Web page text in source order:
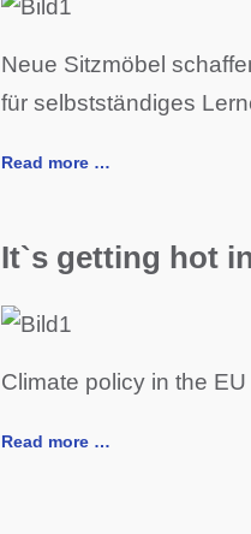
Neue Sitzmöbel
für selbstständiges
Read more …
It`s getting hot
Climate policy in the EU
Read more …